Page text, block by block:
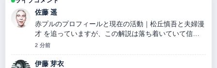
佐藤 遥
赤プルのプロフィールと現在の活動｜松丘慎吾と夫婦漫
才 を追っていますが、この解説は落ち着いていて信頼
できます。
2 分前
伊藤 芽衣